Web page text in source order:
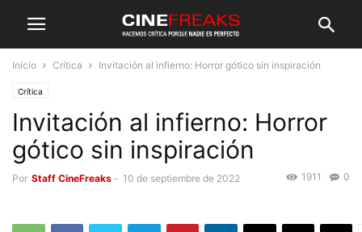
Inicio Crítica Invitación al infierno: Horror gótico sin inspiración
Crítica
Invitación al infierno: Horror
gótico sin inspiración
Por Staff CineFreaks - 10 de septiembre de 2022 0
1911